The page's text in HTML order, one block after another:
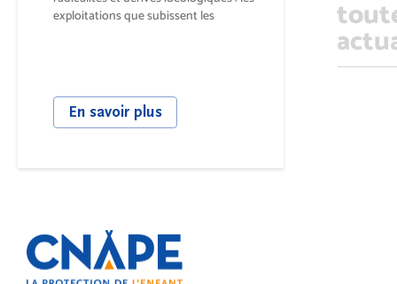
exploitations que subissent les
En savoir plus